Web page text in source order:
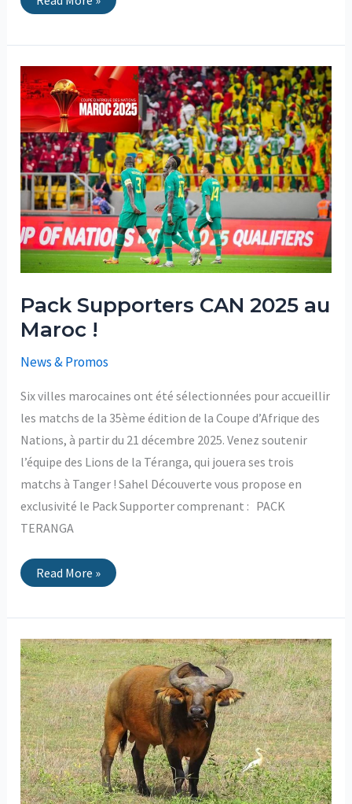
Pack Supporters CAN 2025 au
Maroc !
News & Promos
Six villes marocaines ont été sélectionnées pour accueillir
les matchs de la 35ème édition de la Coupe d’Afrique des
Nations, à partir du 21 décembre 2025. Venez soutenir
l’équipe des Lions de la Téranga, qui jouera ses trois
matchs à Tanger ! Sahel Découverte vous propose en
exclusivité le Pack Supporter comprenant : PACK
TERANGA
Pack
Supporters
CAN
2025
au
Maroc
!
Read More »
Réserve
animalière
du
Ranch
de
Bango
:
Un
trésor
naturel
à
Saint-
Louis